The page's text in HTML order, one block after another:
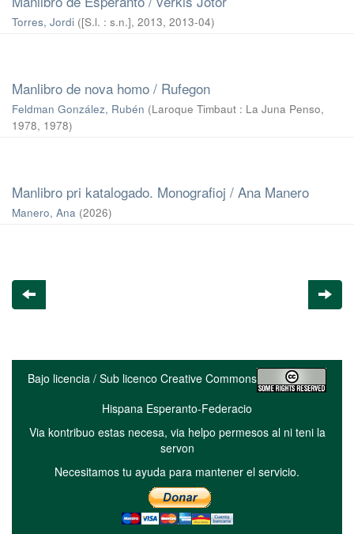
Torres, Jordi ([S.l. : s.n.], 2013, 2013-04)
Manlibro de nova homo / Rufegon
Feldman González, Rubén (Laroque Timbaut : La Juna Penso,
1978, 1978)
Manlibro pri katalogado. Monografioj / Ana Manero
Manero, Ana (2026)
Bajo licencia / Sub licenco Creative Commons
Hispana Esperanto-Federacio
Via kontribuo estas necesa, via helpo permesos al ni teni la
servon
Necesitamos tu ayuda para mantener el servicio.